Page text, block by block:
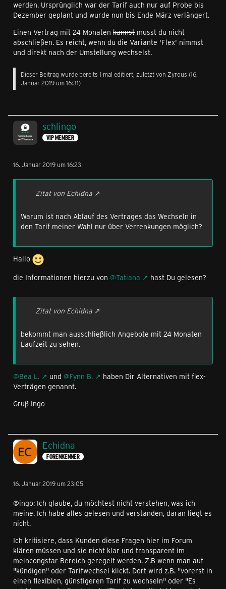
werden. Ursprünglich war der Tarif auch nur auf Probe bis
Dezember geplant und wurde nun bis Ende März verlängert.
Einen Vertrag mit 24 Monaten kannst musst du nicht
abschließen. Es reicht, wenn du die Variante 'Flex' nimmst
und direkt nach der Umstellung wechselst.
Dieser Beitrag wurde bereits 1 mal editiert, zuletzt von Zyrous (16.
Januar 2019 um 16:31)
schlingo
VIP MEMBER
16. Januar 2019 um 16:23
Zitat von Echidna
Warum ist nach Ablauf des Vertrages das Wechseln in
den Tarif meiner Wahl nur über Verrenkungen möglich?
Hallo
die Informationen hierzu von @Tatiana hast Du gelesen?
Zitat von Echidna
bekommt man ausschließlich Angebote mit 24 Monaten
Laufzeit zu sehen.
@Bea L. und @Fynn B.
haben Dir Alternativen mit flex-
Verträgen genannt.
Gruß Ingo
Echidna
FORENKENNER
16. Januar 2019 um 23:05
@ingo: Ich glaube, du möchtest nicht verstehen, was ich
meine. Ich habe alles gelesen und verstanden, daran liegt es
nicht.
Ich kritisiere, dass Kunden diese Fragen hier im Forum
klären müssen und sie nicht klar und transparent im
meincongstar Bereich geregelt werden. Z.B wenn man auf
"kündigen" oder Tarifwechsel klickt. Dort wird z.B. "vorerst in
einen flexiblen, günstigeren Tarif zu wechseln" oder "Es